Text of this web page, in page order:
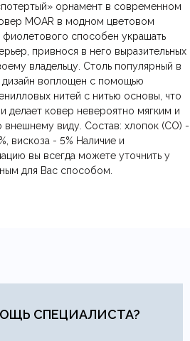
орнамент в современном
MOAR в модном цветовом
способен украшать
привнося в него выразительных
владельцу. Столь популярный в
дизайн воплощен с помощью
нитей с нитью основы, что
делает ковер невероятно мягким и
внешнему виду. Состав: хлопок (CO) -
вискоза - 5% Наличие и
вы всегда можете уточнить у
для Вас способом.
Вискоза, Полиэстр,
Хлопок
Абстрактный,
Современный
Безворсовой
Турция
через транспортную
доставки — до 7 дней.
Петербургу:быстрая
— доставка в день заказа.
— наличными или картой
по счёту— для юридических и
— быстрая и безопасная через
нет. Напишите первым.
СПЕЦИАЛИСТА?